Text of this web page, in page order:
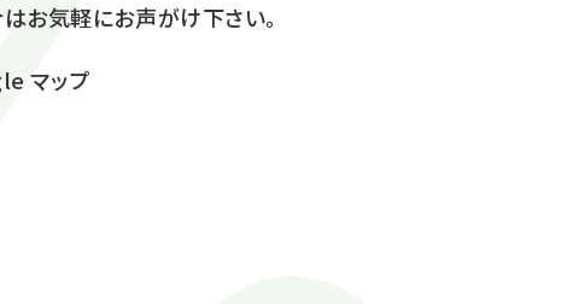
お気軽にお声がけ下さい。
マップ